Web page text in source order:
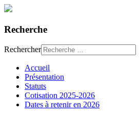
Recherche
Rechercher
Accueil
Présentation
Statuts
Cotisation 2025-2026
Dates à retenir en 2026